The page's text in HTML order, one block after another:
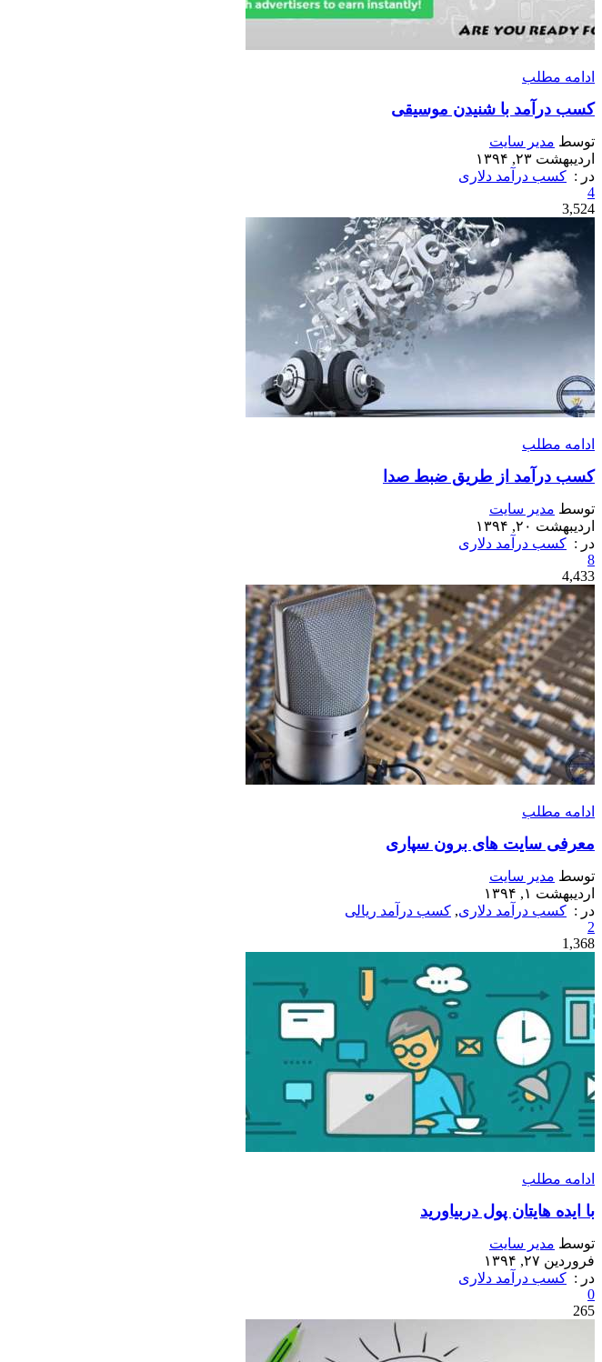
ادامه مطلب
کسب درآمد با شنیدن موسیقی
توسط مدیر سایت
اردیبهشت ۲۳, ۱۳۹۴
در : کسب درآمد دلاری
4
3,524
ادامه مطلب
کسب درآمد از طریق ضبط صدا
توسط مدیر سایت
اردیبهشت ۲۰, ۱۳۹۴
در : کسب درآمد دلاری
8
4,433
ادامه مطلب
معرفی سایت های برون سپاری
توسط مدیر سایت
اردیبهشت ۱, ۱۳۹۴
در : کسب درآمد دلاری, کسب درآمد ریالی
2
1,368
ادامه مطلب
با ایده هایتان پول دربیاورید
توسط مدیر سایت
فروردین ۲۷, ۱۳۹۴
در : کسب درآمد دلاری
0
265